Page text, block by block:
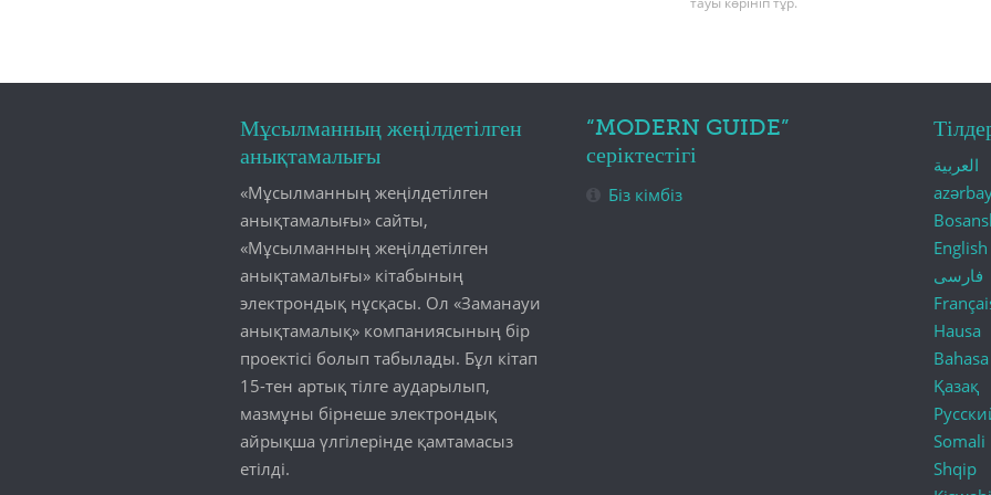
Мұсылманның жеңілдетілген
анықтамалығы
«Мұсылманның жеңілдетілген
анықтамалығы» сайты,
«Мұсылманның жеңілдетілген
анықтамалығы» кітабының
электрондық нұсқасы. Ол «Заманауи
анықтамалық» компаниясының бір
проектісі болып табылады. Бұл кітап
15-тен артық тілге аударылып,
мазмұны бірнеше электрондық
айрықша үлгілерінде қамтамасыз
етілді.
“MODERN GUIDE”
серіктестігі
Біз кімбіз
العربية
English
فارسی
Hausa
Қазақ
Somali
Shqip